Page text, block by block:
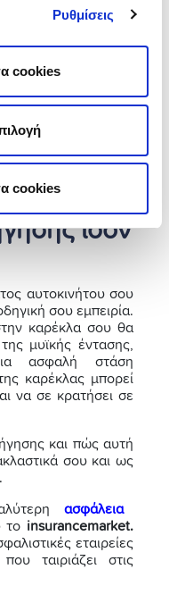
Ρυθμίσεις
cookies
cookies
σωστή θέση
πίσω από εσένα
καθρέφτη και
ρυθμίσει σωστά
ίσον
αυτοκινήτου σου
σου εμπειρία.
καρέκλα σου θα
μυϊκής έντασης,
ασφαλή στάση
καρέκλας μπορεί
να σε κρατήσει σε
και πώς αυτή
σου και ως
ασφάλεια
το insurancemarket.
εταιρείες
ταιριάζει στις